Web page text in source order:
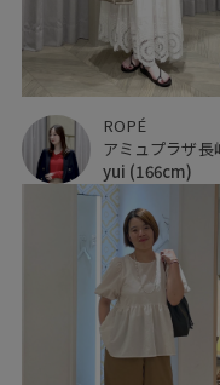
ROPÉ
yui (166cm)